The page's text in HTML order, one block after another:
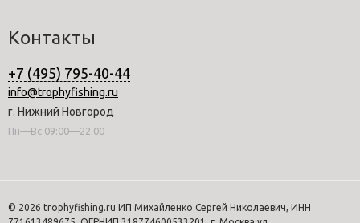
Контакты
+7 (495) 795-40-44
info@trophyfishing.ru
г. Нижний Новгород
Пн—Вс 09:00—22:00
© 2026 trophyfishing.ru ИП Михайленко Сергей Николаевич, ИНН